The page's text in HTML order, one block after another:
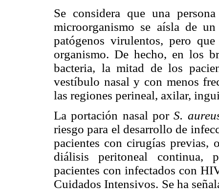
Se considera que una
microorganismo se aísla de
patógenos virulentos, pero
organismo. De hecho, en los
bacteria, la mitad de los
vestíbulo nasal y con menos
las regiones perineal, axilar,
La portación nasal porS.
riesgo para el desarrollo de
pacientes con cirugías previas,
diálisis peritoneal continua,
pacientes con infectados con
Cuidados Intensivos. Se ha